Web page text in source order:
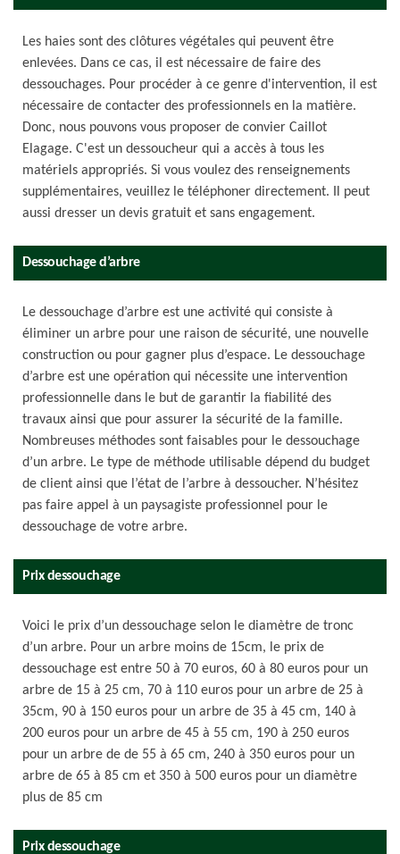
Les haies sont des clôtures végétales qui peuvent être
enlevées. Dans ce cas, il est nécessaire de faire des
dessouchages. Pour procéder à ce genre d'intervention, il est
nécessaire de contacter des professionnels en la matière.
Donc, nous pouvons vous proposer de convier Caillot
Elagage. C'est un dessoucheur qui a accès à tous les
matériels appropriés. Si vous voulez des renseignements
supplémentaires, veuillez le téléphoner directement. Il peut
aussi dresser un devis gratuit et sans engagement.
Dessouchage d’arbre
Le dessouchage d’arbre est une activité qui consiste à
éliminer un arbre pour une raison de sécurité, une nouvelle
construction ou pour gagner plus d’espace. Le dessouchage
d’arbre est une opération qui nécessite une intervention
professionnelle dans le but de garantir la fiabilité des
travaux ainsi que pour assurer la sécurité de la famille.
Nombreuses méthodes sont faisables pour le dessouchage
d’un arbre. Le type de méthode utilisable dépend du budget
de client ainsi que l’état de l’arbre à dessoucher. N’hésitez
pas faire appel à un paysagiste professionnel pour le
dessouchage de votre arbre.
Prix dessouchage
Voici le prix d’un dessouchage selon le diamètre de tronc
d’un arbre. Pour un arbre moins de 15cm, le prix de
dessouchage est entre 50 à 70 euros, 60 à 80 euros pour un
arbre de 15 à 25 cm, 70 à 110 euros pour un arbre de 25 à
35cm, 90 à 150 euros pour un arbre de 35 à 45 cm, 140 à
200 euros pour un arbre de 45 à 55 cm, 190 à 250 euros
pour un arbre de de 55 à 65 cm, 240 à 350 euros pour un
arbre de 65 à 85 cm et 350 à 500 euros pour un diamètre
plus de 85 cm
Prix dessouchage